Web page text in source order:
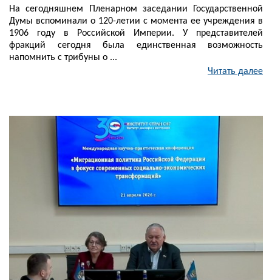
На сегодняшнем Пленарном заседании Государственной
Думы вспоминали о 120-летии с момента ее учреждения в
1906 году в Российской Империи. У представителей
фракций сегодня была единственная возможность
напомнить с трибуны о ...
Читать далее